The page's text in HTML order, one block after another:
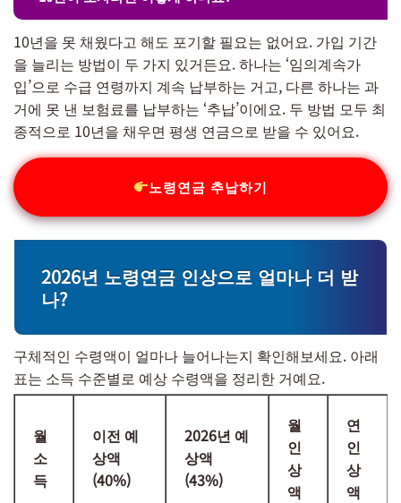
10년을 못 채웠다고 해도 포기할 필요는 없어요. 가입 기간
을 늘리는 방법이 두 가지 있거든요. 하나는 ‘임의계속가
입’으로 수급 연령까지 계속 납부하는 거고, 다른 하나는 과
거에 못 낸 보험료를 납부하는 ‘추납’이에요. 두 방법 모두 최
종적으로 10년을 채우면 평생 연금으로 받을 수 있어요.
노령연금 추납하기
2026년 노령연금 인상으로 얼마나 더 받
나?
구체적인 수령액이 얼마나 늘어나는지 확인해보세요. 아래
표는 소득 수준별로 예상 수령액을 정리한 거예요.
월
소
득
이전 예
상액
(40%)
2026년 예
상액
(43%)
월
인
상
액
연
인
상
액